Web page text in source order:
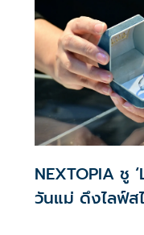
NEXTOPIA ชู
วันแม่ ดึงไลฟ์ส